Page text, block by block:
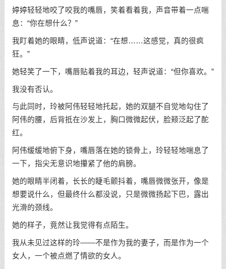
婷婷轻轻地咬了咬我的嘴唇，笑着看着我，声音带着一点喘
息：“你在想什么？”
我盯着她的眼睛，低声说道：“在想……这感觉，真的很疯
狂。”
她轻笑了一下，嘴唇贴着我的耳边，轻声说道：“但你喜欢。”
我没有否认。
与此同时，玲被阿伟轻轻地托起，她的双腿不自觉地勾住了
阿伟的腰，后背抵在沙发上，胸口微微起伏，脸颊泛起了酡
红。
阿伟缓缓地俯下身，嘴唇落在她的锁骨上，玲轻轻地喘息了
一下，指尖无意识地攥紧了他的肩膀。
她的眼睛半闭着，长长的睫毛颤抖着，嘴唇微微张开，像是
想要说什么，但最终什么都没说，只是微微扬起下巴，露出
光滑的颈线。
她的样子，竟然让我觉得有点陌生。
我从未见过这样的玲——不是作为我的妻子，而是作为一个
女人，一个被点燃了情欲的女人。